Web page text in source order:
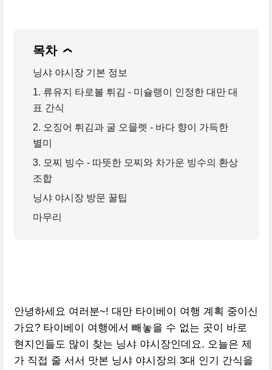
목차 ❯
닝샤 야시장 기본 정보
1. 류유지 타로볼 튀김 - 미슐랭이 인정한 대만 대
표 간식
2. 오징어 튀김과 굴 오믈렛 - 바다 향이 가득한
별미
3. 모찌 빙수 - 따뜻한 모찌와 차가운 빙수의 환상
조합
닝샤 야시장 방문 꿀팁
마무리
안녕하세요 여러분~! 대만 타이베이 여행 계획 중이신
가요? 타이베이 여행에서 빼놓을 수 없는 곳이 바로
현지인들도 많이 찾는 닝샤 야시장인데요. 오늘은 제
가 직접 줄 서서 맛본 닝샤 야시장의 3대 인기 간식을